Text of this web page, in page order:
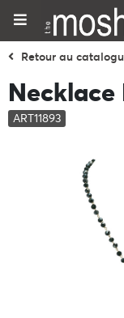
Retour au
ART11893